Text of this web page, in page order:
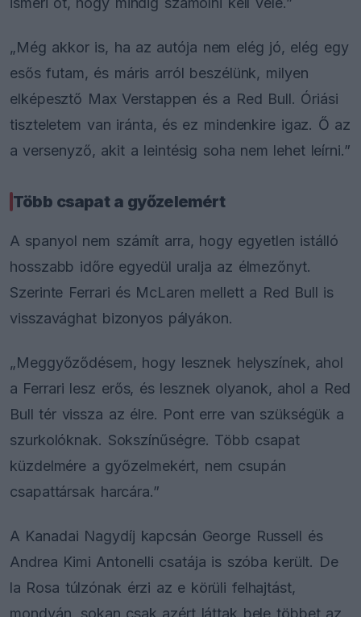
„Még akkor is, ha az autója nem elég jó, elég egy
esős futam, és máris arról beszélünk, milyen
elképesztő Max Verstappen és a Red Bull. Óriási
tiszteletem van iránta, és ez mindenkire igaz. Ő az
a versenyző, akit a leintésig soha nem lehet leírni.”
Több csapat a győzelemért
A spanyol nem számít arra, hogy egyetlen istálló
hosszabb időre egyedül uralja az élmezőnyt.
Szerinte Ferrari és McLaren mellett a Red Bull is
visszavághat bizonyos pályákon.
„Meggyőződésem, hogy lesznek helyszínek, ahol
a Ferrari lesz erős, és lesznek olyanok, ahol a Red
Bull tér vissza az élre. Pont erre van szükségük a
szurkolóknak. Sokszínűségre. Több csapat
küzdelmére a győzelmekért, nem csupán
csapattársak harcára.”
A Kanadai Nagydíj kapcsán George Russell és
Andrea Kimi Antonelli csatája is szóba került. De
la Rosa túlzónak érzi az e körüli felhajtást,
mondván, sokan csak azért láttak bele többet az